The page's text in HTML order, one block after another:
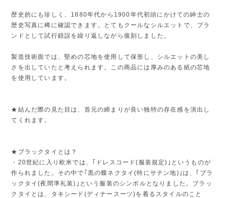
歴史的にも珍しく、1880年代から1900年代初頭にかけての紳士の
歴史写真に稀に確認できます。とてもクールなシルエットで、ブラ
ンドとして試行錯誤を繰り返しながら復刻しました。
製造技術面では、堅めの芯地を使用して保形し、シルエットの美し
さを出していたと考えられます。この商品には厚みのある紙の芯地
を使用しています。
★結んだ際の見た目は、首元の締まりが良い独特の存在感を演出し
てくれます。
★ブラックタイとは？
・20世紀に入り欧米では、｢ドレスコード(服装規定)｣というものが
作られました。その中で｢黒の蝶ネクタイ(特にサテン地)｣は、｢ブラ
ックタイ(夜間準礼装)｣という服装のシンボルとなりました。ブラッ
クタイとは、タキシード(ディナースーツ)を着るスタイルのこと